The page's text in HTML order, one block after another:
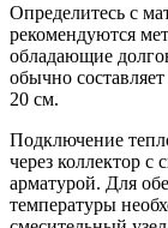
Определитесь с
рекомендуются
обладающие
обычно
20 см.
Подключение
через коллектор с
арматурой. Для
температуры